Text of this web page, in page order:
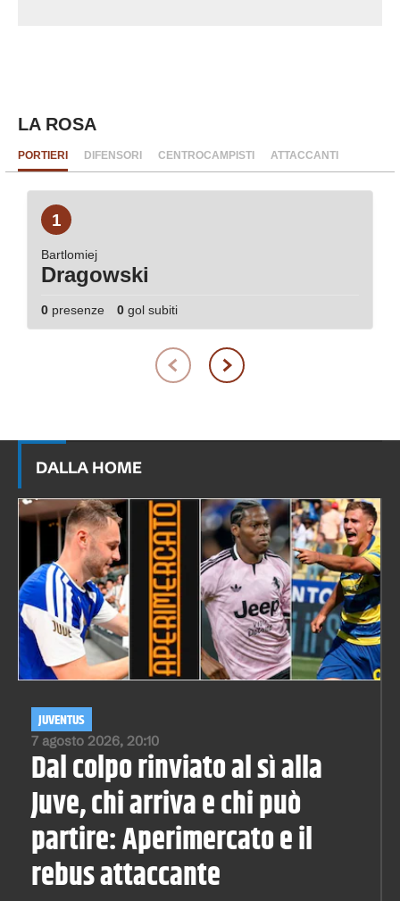
LA ROSA
PORTIERI DIFENSORI CENTROCAMPISTI ATTACCANTI
1
Bartlomiej
Dragowski
0 presenze 0 gol subiti
DALLA HOME
7 agosto 2026, 20:10
JUVENTUS
Dal colpo rinviato al sì alla
Juve, chi arriva e chi può
partire: Aperimercato e il
rebus attaccante